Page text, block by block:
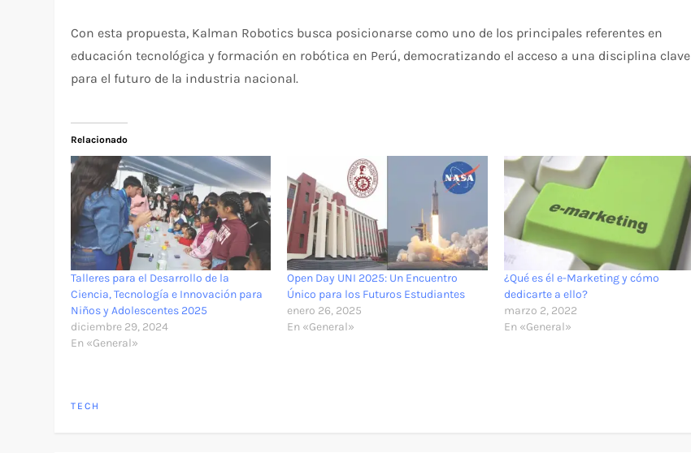
Con esta propuesta, Kalman Robotics busca posicionarse como uno de los principales referentes en
educación tecnológica y formación en robótica en Perú, democratizando el acceso a una disciplina clave
para el futuro de la industria nacional.
Relacionado
Talleres para el Desarrollo de la
Ciencia, Tecnología e Innovación para
Niños y Adolescentes 2025
diciembre 29, 2024
En «General»
Open Day UNI 2025: Un Encuentro
Único para los Futuros Estudiantes
enero 26, 2025
En «General»
¿Qué es él e-Marketing y cómo
dedicarte a ello?
marzo 2, 2022
En «General»
TECH